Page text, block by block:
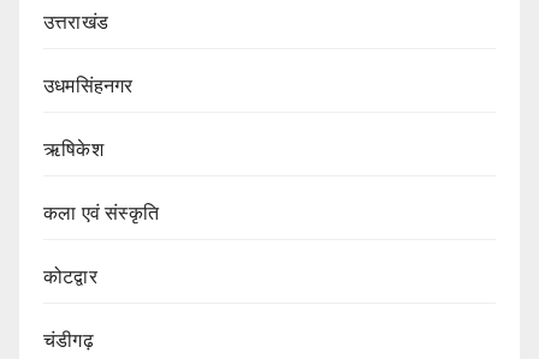
उत्तराखंड
उधमसिंहनगर
ऋषिकेश
कला एवं संस्कृति
कोटद्वार
चंडीगढ़